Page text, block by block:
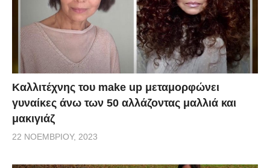
Καλλιτέχνης του make up μεταμορφώνει
γυναίκες άνω των 50 αλλάζοντας μαλλιά και
μακιγιάζ
22 ΝΟΕΜΒΡΊΟΥ, 2023